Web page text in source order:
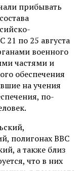
прибывать
21 по 25 августа
военного
частями и
обеспечения
на учения
по-
полигонах ВВС
а также близ
что в них